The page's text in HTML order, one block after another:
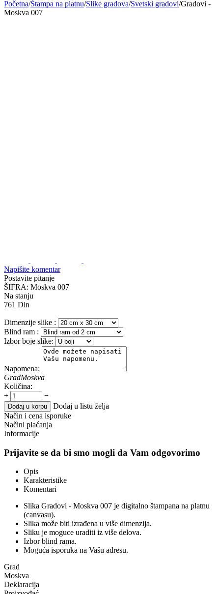
Početna/Štampa na platnu/Slike gradova/Svetski gradovi/Gradovi -
Moskva 007
Napišite komentar
Postavite pitanje
ŠIFRA: Moskva 007
Na stanju
761 Din
Dimenzije slike :
Blind ram :
Izbor boje slike:
Napomena:
GradMoskva
Količina:
+
−
Dodaj u korpu
Dodaj u listu želja
Način i cena isporuke
Načini plaćanja
Informacije
Prijavite se da bi smo mogli da Vam odgovorimo
Opis
Karakteristike
Komentari
Slika Gradovi - Moskva 007 je digitalno štampana na platnu
(canvasu).
Slika može biti izrađena u više dimenzija.
Sliku je moguce uraditi iz više delova.
Izbor blind rama.
Moguća isporuka na Vašu adresu.
Grad
Moskva
Deklaracija